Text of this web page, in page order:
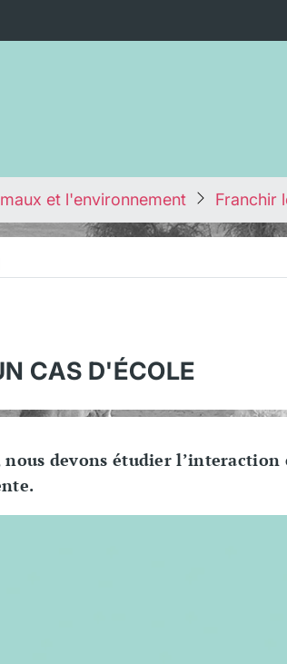
et l'environnement Franchir
CAS D'ÉCOLE
devons étudier l’interaction